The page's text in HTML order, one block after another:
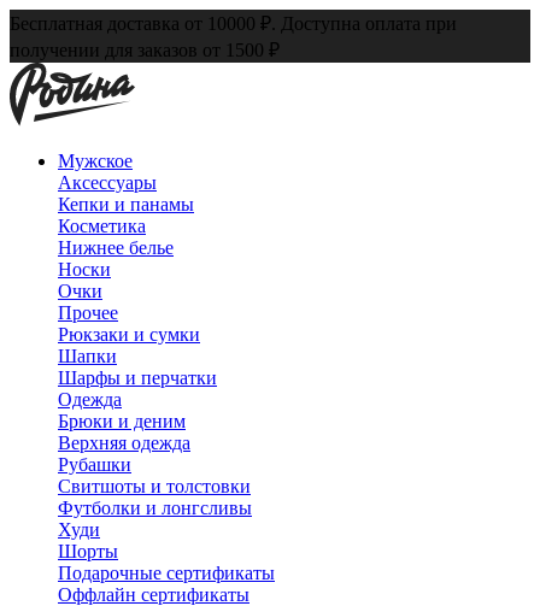
Бесплатная доставка от 10000 ₽. Доступна оплата при
получении для заказов от 1500 ₽
Мужское
Аксессуары
Кепки и панамы
Косметика
Нижнее белье
Носки
Очки
Прочее
Рюкзаки и сумки
Шапки
Шарфы и перчатки
Одежда
Брюки и деним
Верхняя одежда
Рубашки
Свитшоты и толстовки
Футболки и лонгсливы
Худи
Шорты
Подарочные сертификаты
Оффлайн сертификаты